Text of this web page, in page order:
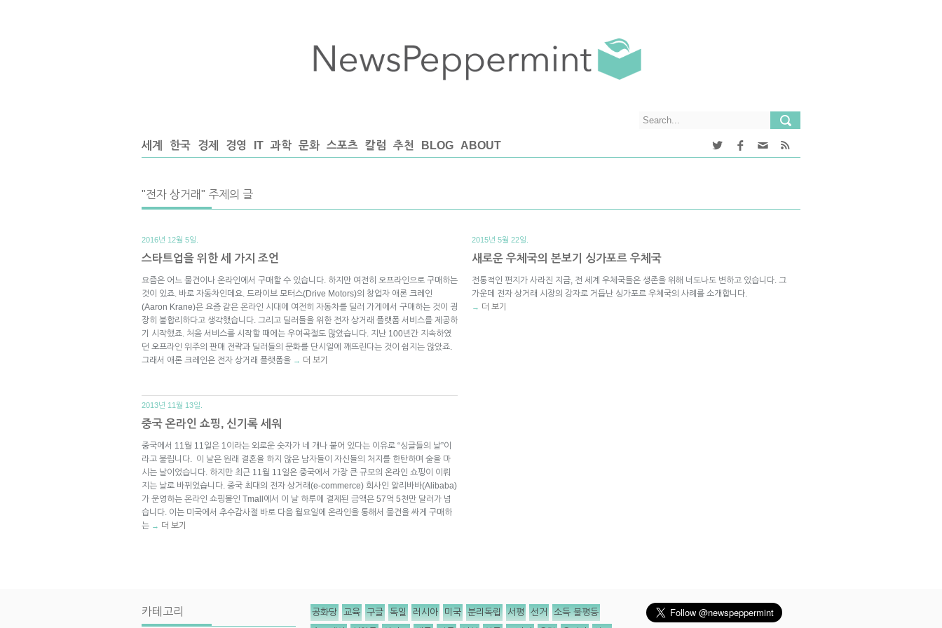
세계 한국 경제 경영 IT 과학 문화 스포츠 칼럼 추천 BLOG ABOUT
"전자 상거래" 주제의 글
2016년 12월 5일.
스타트업을 위한 세 가지 조언
요즘은 어느 물건이나 온라인에서 구매할 수 있습니다. 하지만 여전히 오프라인으로 구매하는
것이 있죠. 바로 자동차인데요. 드라이브 모터스(Drive Motors)의 창업자 애론 크레인
(Aaron Krane)은 요즘 같은 온라인 시대에 여전히 자동차를 딜러 가게에서 구매하는 것이 굉
장히 불합리하다고 생각했습니다. 그리고 딜러들을 위한 전자 상거래 플랫폼 서비스를 제공하
기 시작했죠. 처음 서비스를 시작할 때에는 우여곡절도 많았습니다. 지난 100년간 지속하였
던 오프라인 위주의 판매 전략과 딜러들의 문화를 단시일에 깨뜨린다는 것이 쉽지는 않았죠.
그래서 애론 크레인은 전자 상거래 플랫폼을 → 더 보기
2015년 5월 22일.
새로운 우체국의 본보기 싱가포르 우체국
전통적인 편지가 사라진 지금, 전 세계 우체국들은 생존을 위해 너도나도 변하고 있습니다. 그
가운데 전자 상거래 시장의 강자로 거듭난 싱가포르 우체국의 사례를 소개합니다.
→ 더 보기
2013년 11월 13일.
중국 온라인 쇼핑, 신기록 세워
중국에서 11월 11일은 1이라는 외로운 숫자가 네 개나 붙어 있다는 이유로 “싱글들의 날”이
라고 불립니다. 이 날은 원래 결혼을 하지 않은 남자들이 자신들의 처지를 한탄하며 술을 마
시는 날이었습니다. 하지만 최근 11월 11일은 중국에서 가장 큰 규모의 온라인 쇼핑이 이뤄
지는 날로 바뀌었습니다. 중국 최대의 전자 상거래(e-commerce) 회사인 알리바바(Alibaba)
가 운영하는 온라인 쇼핑몰인 Tmall에서 이 날 하루에 결제된 금액은 57억 5천만 달러가 넘
습니다. 이는 미국에서 추수감사절 바로 다음 월요일에 온라인을 통해서 물건을 싸게 구매하
는 → 더 보기
카테고리 공화당 교육 구글 독일 러시아 미국 분리독립 서평 선거 소득 불평등